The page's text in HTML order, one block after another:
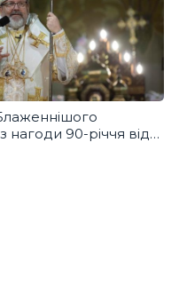
нагоди 90-річчя від